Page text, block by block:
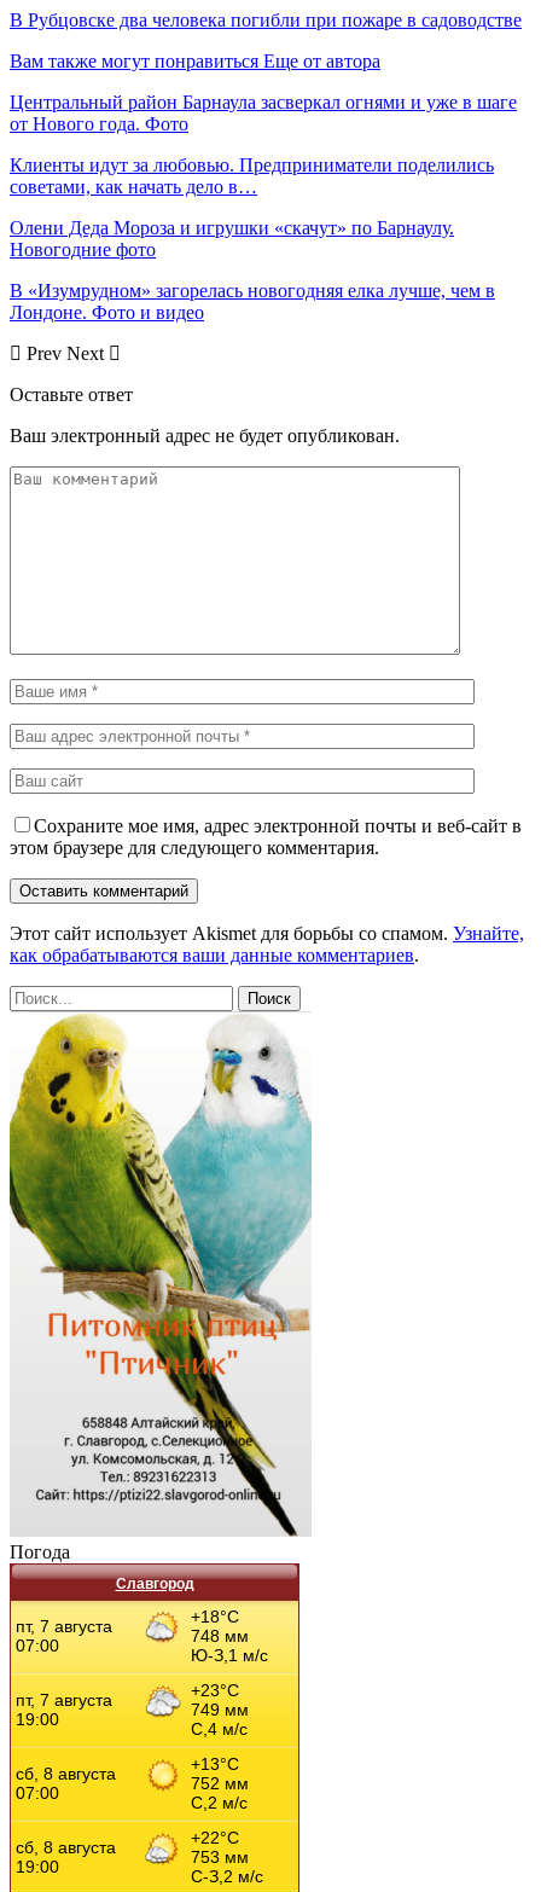
В Рубцовске два человека погибли при пожаре в садоводстве
Вам также могут понравиться Еще от автора
Центральный район Барнаула засверкал огнями и уже в шаге
от Нового года. Фото
Клиенты идут за любовью. Предприниматели поделились
советами, как начать дело в…
Олени Деда Мороза и игрушки «скачут» по Барнаулу.
Новогодние фото
В «Изумрудном» загорелась новогодняя елка лучше, чем в
Лондоне. Фото и видео
Prev Next
Оставьте ответ
Ваш электронный адрес не будет опубликован.
Сохраните мое имя, адрес электронной почты и веб-сайт в
этом браузере для следующего комментария.
Этот сайт использует Akismet для борьбы со спамом. Узнайте,
как обрабатываются ваши данные комментариев.
Погода
Славгород